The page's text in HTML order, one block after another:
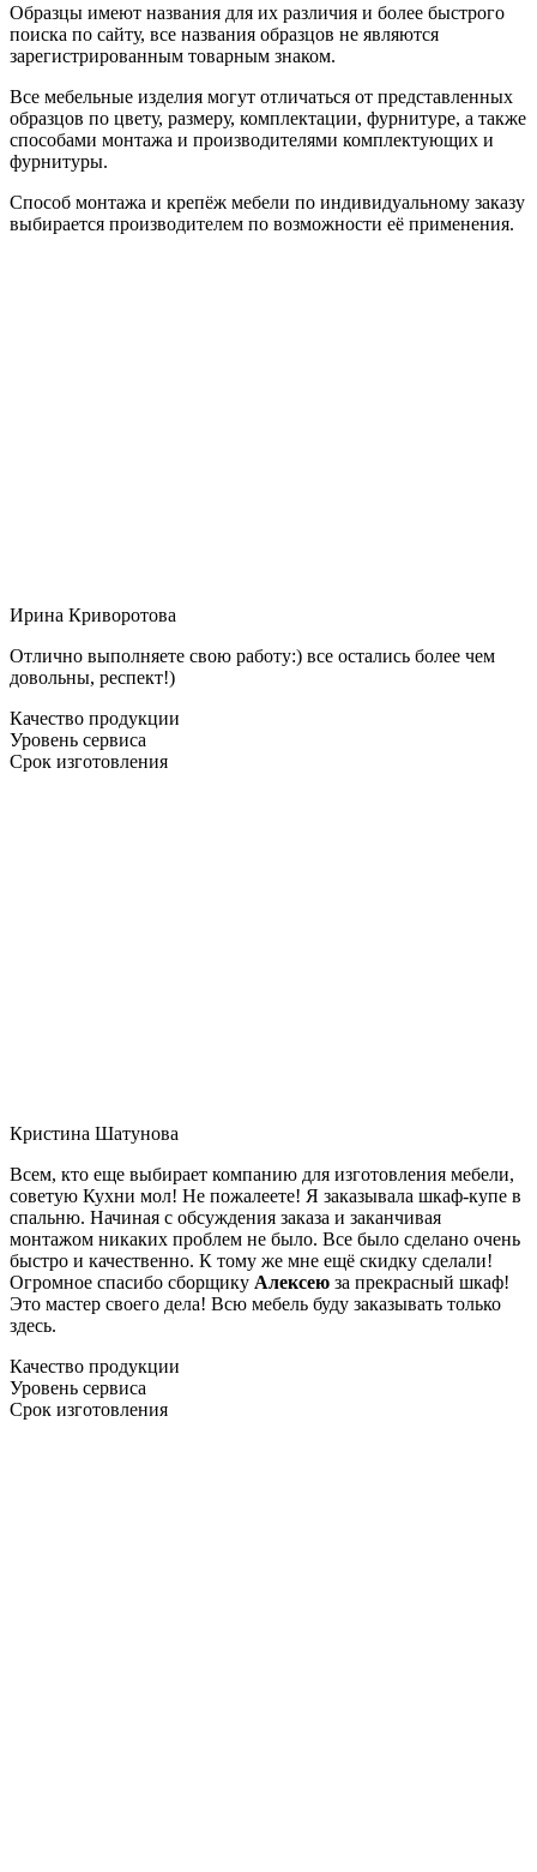
Образцы имеют названия для их различия и более быстрого
поиска по сайту, все названия образцов не являются
зарегистрированным товарным знаком.
Все мебельные изделия могут отличаться от представленных
образцов по цвету, размеру, комплектации, фурнитуре, а также
способами монтажа и производителями комплектующих и
фурнитуры.
Способ монтажа и крепёж мебели по индивидуальному заказу
выбирается производителем по возможности её применения.
Ирина Криворотова
Отлично выполняете свою работу:) все остались более чем
довольны, респект!)
Качество продукции
Уровень сервиса
Срок изготовления
Кристина Шатунова
Всем, кто еще выбирает компанию для изготовления мебели,
советую Кухни мол! Не пожалеете! Я заказывала шкаф-купе в
спальню. Начиная с обсуждения заказа и заканчивая
монтажом никаких проблем не было. Все было сделано очень
быстро и качественно. К тому же мне ещё скидку сделали!
Огромное спасибо сборщику Алексею за прекрасный шкаф!
Это мастер своего дела! Всю мебель буду заказывать только
здесь.
Качество продукции
Уровень сервиса
Срок изготовления